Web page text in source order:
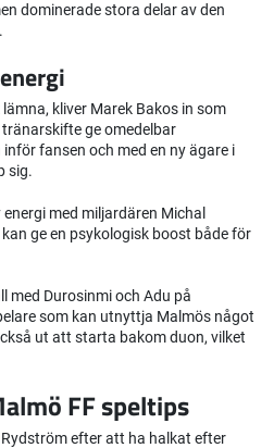
dominerade stora delar av den
kliver Marek Bakos in som
ge omedelbar
fansen och med en ny ägare i
sig.
med miljardären Michal
ge en psykologisk boost både för
med Durosinmi och Adu på
som kan utnyttja Malmös något
ut att starta bakom duon, vilket
FF speltips
efter att ha halkat efter